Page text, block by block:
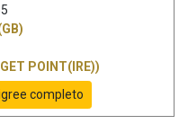
POINT(IRE))
completo